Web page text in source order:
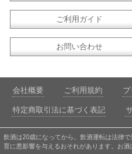
ご利用ガイド
お問い合わせ
会社概要 ご利用規約
特定商取引法に基づく表記
飲酒は20歳になってから。飲酒運転は法律
育に悪影響を与えるおそれがあります。お酒